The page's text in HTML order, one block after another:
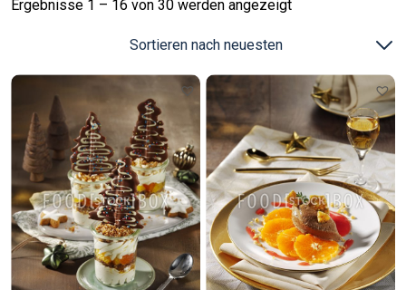
Ergebnisse 1 – 16 von 30 werden angezeigtNach